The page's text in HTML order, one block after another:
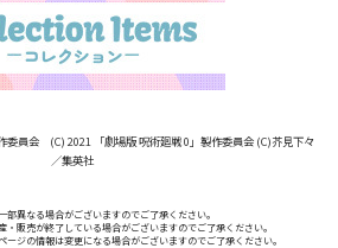
委員会 (C) 2021 「劇場版 呪術廻戦 0」製作委員会 (C)芥見下々
／集英社
異なる場合がございますのでご了承ください。
販売が終了している場合がございますのでご了承ください。
ジの情報は変更になる場合がございますのでご了承ください。